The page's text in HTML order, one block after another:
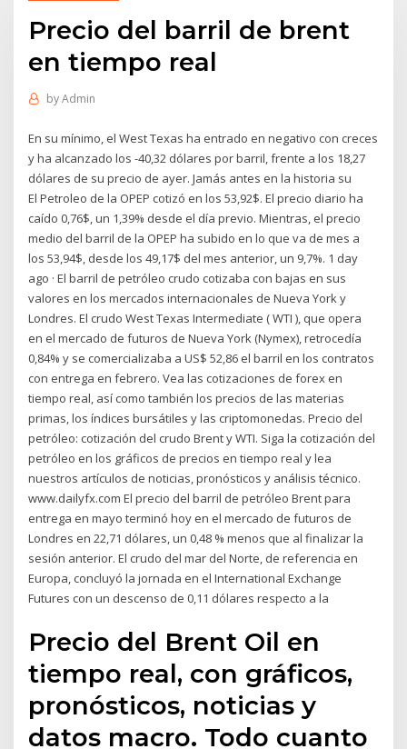
Precio del barril de brent
en tiempo real
byAdmin
En su mínimo, el West Texas ha entrado en negativo con creces
y ha alcanzado los -40,32 dólares por barril, frente a los 18,27
dólares de su precio de ayer. Jamás antes en la historia su
El Petroleo de la OPEP cotizó en los 53,92$. El precio diario ha
caído 0,76$, un 1,39% desde el día previo. Mientras, el precio
medio del barril de la OPEP ha subido en lo que va de mes a
los 53,94$, desde los 49,17$ del mes anterior, un 9,7%. 1 day
ago · El barril de petróleo crudo cotizaba con bajas en sus
valores en los mercados internacionales de Nueva York y
Londres. El crudo West Texas Intermediate ( WTI ), que opera
en el mercado de futuros de Nueva York (Nymex), retrocedía
0,84% y se comercializaba a US$ 52,86 el barril en los contratos
con entrega en febrero. Vea las cotizaciones de forex en
tiempo real, así como también los precios de las materias
primas, los índices bursátiles y las criptomonedas. Precio del
petróleo: cotización del crudo Brent y WTI. Siga la cotización del
petróleo en los gráficos de precios en tiempo real y lea
nuestros artículos de noticias, pronósticos y análisis técnico.
www.dailyfx.com El precio del barril de petróleo Brent para
entrega en mayo terminó hoy en el mercado de futuros de
Londres en 22,71 dólares, un 0,48 % menos que al finalizar la
sesión anterior. El crudo del mar del Norte, de referencia en
Europa, concluyó la jornada en el International Exchange
Futures con un descenso de 0,11 dólares respecto a la
Precio del Brent Oil en
tiempo real, con gráficos,
pronósticos, noticias y
datos macro. Todo cuanto